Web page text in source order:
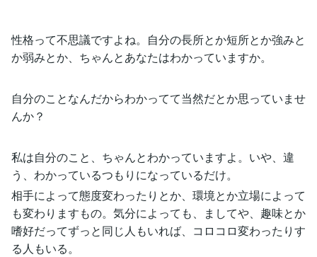
性格って不思議ですよね。自分の長所とか短所とか強みと
か弱みとか、ちゃんとあなたはわかっていますか。
自分のことなんだからわかってて当然だとか思っていませ
んか？
私は自分のこと、ちゃんとわかっていますよ。いや、違
う、わかっているつもりになっているだけ。
相手によって態度変わったりとか、環境とか立場によって
も変わりますもの。気分によっても、ましてや、趣味とか
嗜好だってずっと同じ人もいれば、コロコロ変わったりす
る人もいる。